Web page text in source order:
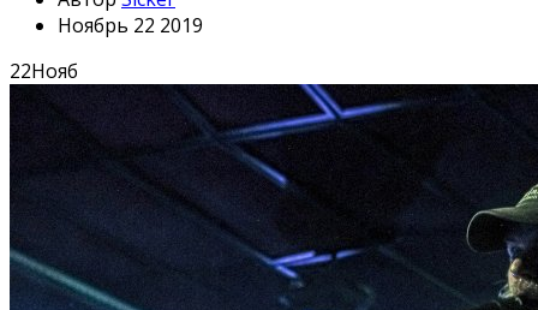
Ноябрь 22 2019
22Нояб